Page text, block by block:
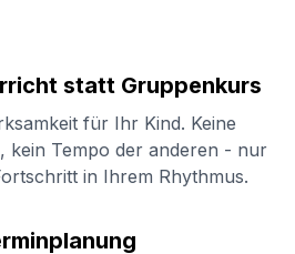
statt Gruppenkurs
für Ihr Kind. Keine
kein Tempo der anderen - nur
in Ihrem Rhythmus.